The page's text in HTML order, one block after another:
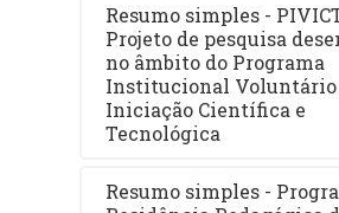
Resumo simples -
Projeto de pesquisa
no âmbito do Programa
Institucional Voluntário
Iniciação Científica e
Tecnológica
Resumo simples -